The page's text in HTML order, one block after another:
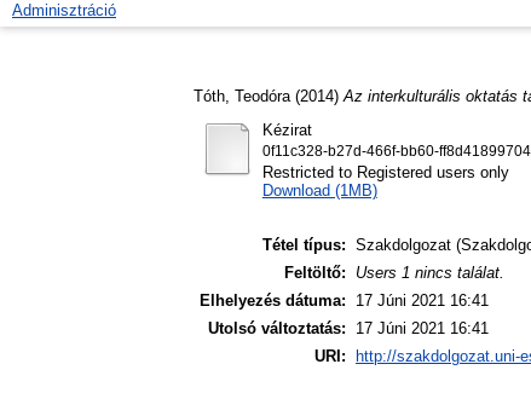
Adminisztráció
Tóth, Teodóra (2014) Az interkulturális oktatás
Kézirat
0f11c328-b27d-466f-bb60-
Restricted to Registered users only
Download (1MB)
Tétel típus: Szakdolgozat
Feltöltő:
Users 1 nincs találat.
Elhelyezés dátuma:
17 Júni 2021 16:41
Utolsó változtatás:
17 Júni 2021 16:41
URI:
http://szakdolgozat.uni-